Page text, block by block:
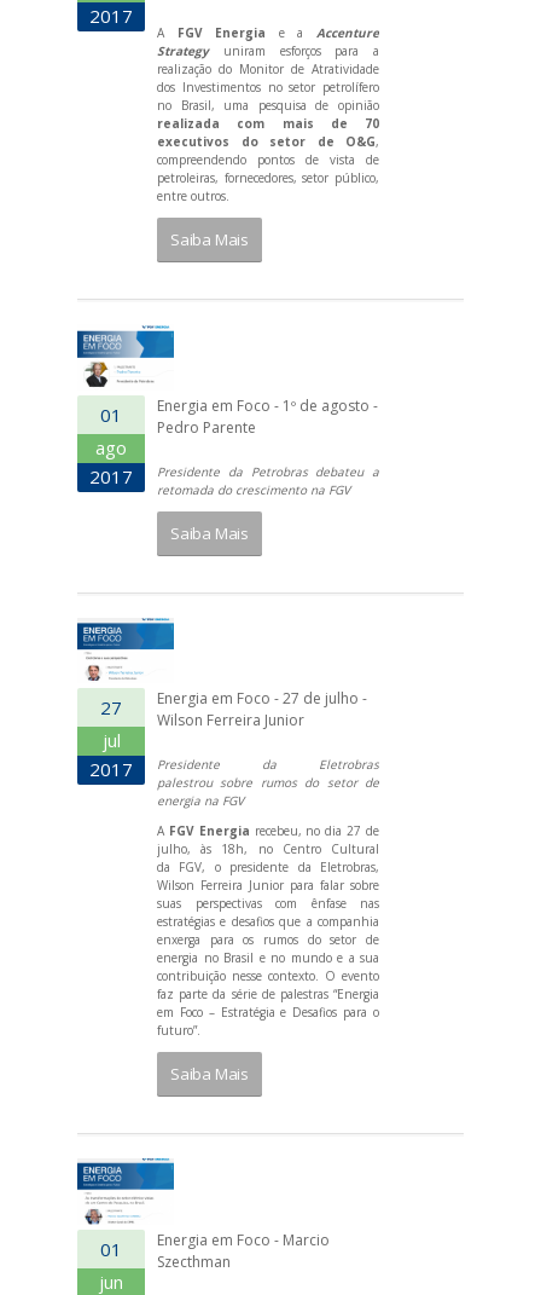
2017
A FGV Energia e aAccenture
Strategyuniram esforços para a
realização do Monitor de Atratividade
dos Investimentos no setor petrolífero
no Brasil, uma pesquisa de opinião
realizada com mais de 70
executivos do setor de O&G,
compreendendo pontos de vista de
petroleiras, fornecedores, setor público,
entre outros.
Saiba Mais
01
ago
2017
Energia em Foco - 1º de agosto -
Pedro Parente
Presidente da Petrobras debateu a
retomada do crescimento na FGV
Saiba Mais
27
jul
2017
Energia em Foco - 27 de julho -
Wilson Ferreira Junior
Presidente da Eletrobras
palestrou sobre rumos do setor de
energia na FGV
A FGV Energia recebeu, no dia 27 de
julho, às 18h, no Centro Cultural
da FGV, o presidente da Eletrobras,
Wilson Ferreira Junior para falar sobre
suas perspectivas com ênfase nas
estratégias e desafios que a companhia
enxerga para os rumos do setor de
energia no Brasil e no mundo e a sua
contribuição nesse contexto. O evento
faz parte da série de palestras “Energia
em Foco – Estratégia e Desafios para o
futuro”.
Saiba Mais
01
jun
Energia em Foco - Marcio
Szecthman